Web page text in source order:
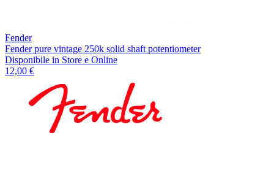
Fender
Fender pure vintage 250k solid shaft potentiometer
Disponibile in Store e Online
12,00 €